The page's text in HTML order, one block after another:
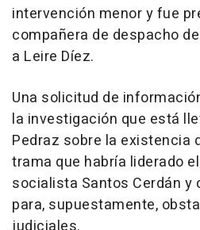
intervención menor y fue
compañera de despacho
a Leire Díez.
Una solicitud de
la investigación que está
Pedraz sobre la existencia
trama que habría liderado
socialista Santos Cerdán y
para, supuestamente,